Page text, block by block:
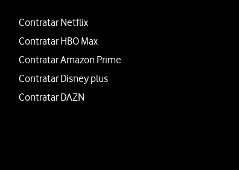
Contratar Netflix
Contratar HBO Max
Contratar Amazon Prime
Contratar Disney plus
Contratar DAZN